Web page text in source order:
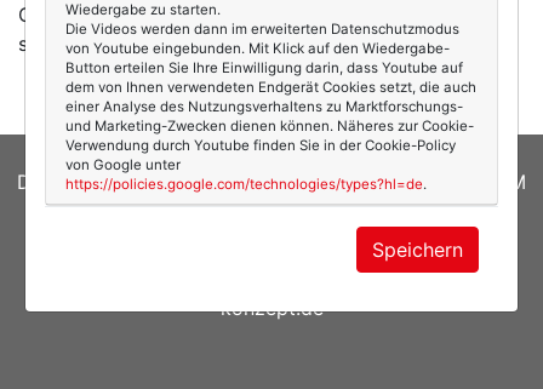
Gesellschaften gelebt wird, was für einen Stellenwert
sie in anderen… mehr
DATENSCHUTZERKLÄRUNG|COOKIES|IMPRESSUM
| Susanne Ackstaller
Sibylle Zimmermann, hz-
konzept.de
Wiedergabe zu starten.
Die Videos werden dann im erweiterten Datenschutzmodus
von Youtube eingebunden. Mit Klick auf den Wiedergabe-
Button erteilen Sie Ihre Einwilligung darin, dass Youtube auf
dem von Ihnen verwendeten Endgerät Cookies setzt, die auch
einer Analyse des Nutzungsverhaltens zu Marktforschungs-
und Marketing-Zwecken dienen können. Näheres zur Cookie-
Verwendung durch Youtube finden Sie in der Cookie-Policy
von Google unter
https://policies.google.com/technologies/types?hl=de.
Speichern